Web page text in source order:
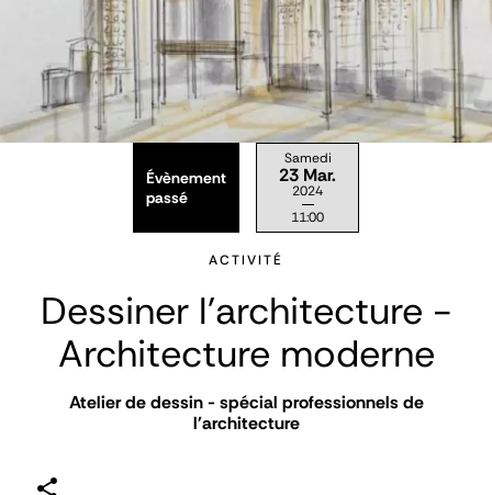
Évènement
passé
Samedi
23 Mar.
2024
11:00
Dessiner l’architecture -
Architecture moderne
Atelier de dessin - spécial professionnels de
l'architecture
ACTIVITÉ